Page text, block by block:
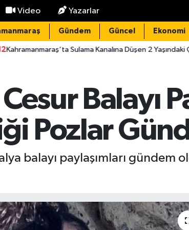
Video Yazarlar
Gündem Güncel Ekonomi
Sulama Kanalına Düşen 2 Yaşındaki Çocuk
Balayı
Pozlar
balayı paylaşımları gündem